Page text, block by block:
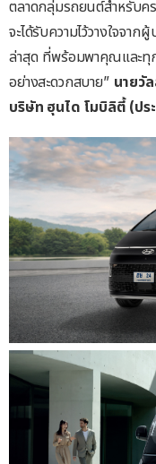
ตลาดกลุ่มรถยนต์สำหรับค
จะได้รับความไว้วางใจจา
ล่าสุด ที่พร้อมพาคุณและทุ
อย่างสะดวกสบาย” นายวั
บริษัท ฮุนได โมบิลิตี้ (ปร